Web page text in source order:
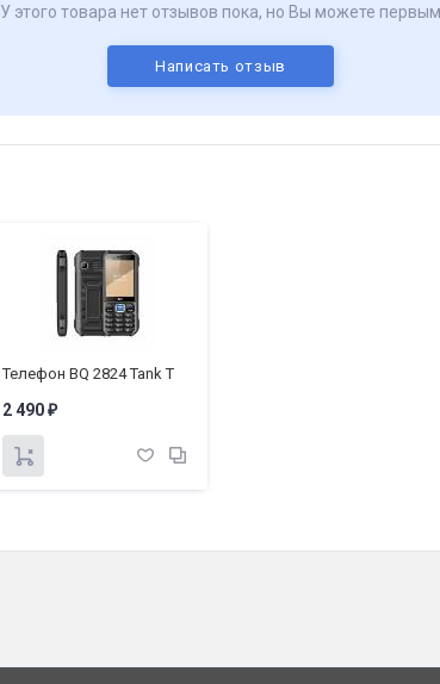
У этого товара нет отзывов пока, но Вы можете первым
Написать отзыв
Телефон BQ 2824 Tank T
2 490 ₽